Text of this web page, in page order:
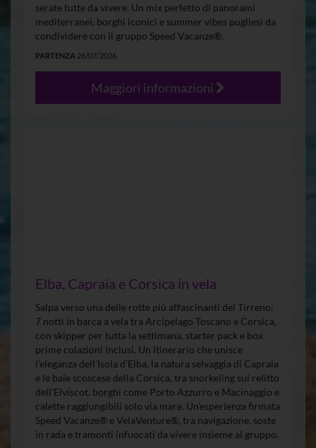
serate tutte da vivere. Un mix perfetto di panorami
mediterranei, borghi iconici e summer vibes pugliesi da
condividere con il gruppo Speed Vacanze®.
PARTENZA 26/07/2026
Maggiori informazioni
Elba, Capraia e Corsica in vela
Salpa verso una delle rotte più affascinanti del Tirreno:
7 notti in barca a vela tra Arcipelago Toscano e Corsica,
con skipper per tutta la settimana, starter pack e box
prime colazioni inclusi. Un itinerario che unisce
l’eleganza dell’Isola d’Elba, la natura selvaggia di Capraia
e le baie scoscese della Corsica, tra snorkeling sul relitto
dell’Elviscot, borghi come Porto Azzurro e Macinaggio e
calette raggiungibili solo via mare. Un’esperienza firmata
Speed Vacanze® e VelaVenture®, tra navigazione, soste
in rada e tramonti infuocati da vivere insieme al gruppo.